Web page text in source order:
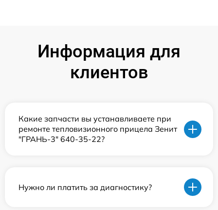
Информация для
клиентов
Какие запчасти вы устанавливаете при
ремонте тепловизионного прицела Зенит
"ГРАНЬ-3" 640-35-22?
Нужно ли платить за диагностику?